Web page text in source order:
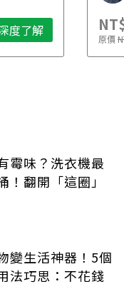
度了解 原價
霉味？洗衣機最
！翻開「這圈」
變生活神器！5個
法巧思：不花錢